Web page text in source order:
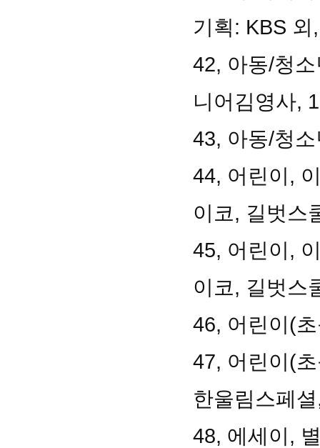
기획: KBS 외
42, 아동/청
니어김영사, 1
43, 아동/청
44, 어린이,
이코, 길벗스
45, 어린이,
이코, 길벗스
46, 어린이(
47, 어린이(
한울림스페
48, 에세이,